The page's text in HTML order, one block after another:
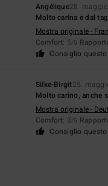
Angélique28.
Molto carina e dal
Mostra originale -
Comfort: 5/5
Consiglio
Silke-Birgit25.
Molto carino, anche
Mostra originale -
Comfort: 3/5
Consiglio